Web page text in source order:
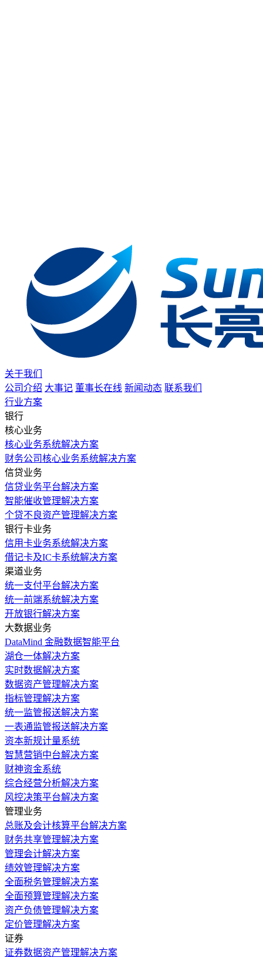
关于我们
公司介绍 大事记 董事长在线 新闻动态 联系我们
行业方案
银行
核心业务
核心业务系统解决方案
财务公司核心业务系统解决方案
信贷业务
信贷业务平台解决方案
智能催收管理解决方案
个贷不良资产管理解决方案
银行卡业务
信用卡业务系统解决方案
借记卡及IC卡系统解决方案
渠道业务
统一支付平台解决方案
统一前端系统解决方案
开放银行解决方案
大数据业务
DataMind 金融数据智能平台
湖仓一体解决方案
实时数据解决方案
数据资产管理解决方案
指标管理解决方案
统一监管报送解决方案
一表通监管报送解决方案
资本新规计量系统
智慧营销中台解决方案
财神资金系统
综合经营分析解决方案
风控决策平台解决方案
管理业务
总账及会计核算平台解决方案
财务共享管理解决方案
管理会计解决方案
绩效管理解决方案
全面税务管理解决方案
全面预算管理解决方案
资产负债管理解决方案
定价管理解决方案
证券
证券数据资产管理解决方案